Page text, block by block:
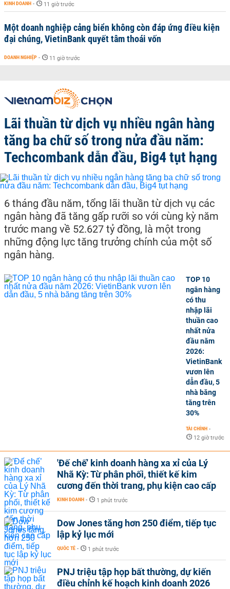
KINH DOANH - 11 giờ trước
Một doanh nghiệp cảng biển không còn đáp ứng điều kiện
đại chúng, VietinBank quyết tâm thoái vốn
DOANH NGHIỆP - 11 giờ trước
Lãi thuần từ dịch vụ nhiều ngân hàng
tăng ba chữ số trong nửa đầu năm:
Techcombank dẫn đầu, Big4 tụt hạng
6 tháng đầu năm, tổng lãi thuần từ dịch vụ các
ngân hàng đã tăng gấp rưỡi so với cùng kỳ năm
trước mang về 52.627 tỷ đồng, là một trong
những động lực tăng trưởng chính của một số
ngân hàng.
TOP 10
ngân hàng
có thu
nhập lãi
thuần cao
nhất nửa
đầu năm
2026:
VietinBank
vươn lên
dẫn đầu, 5
nhà băng
tăng trên
30%
TÀI CHÍNH -
12 giờ trước
'Đế chế’ kinh doanh hàng xa xỉ của Lý
Nhã Kỳ: Từ phân phối, thiết kế kim
cương đến thời trang, phụ kiện cao cấp
KINH DOANH - 1 phút trước
Dow Jones tăng hơn 250 điểm, tiếp tục
lập kỷ lục mới
QUỐC TẾ - 1 phút trước
PNJ triệu tập họp bất thường, dự kiến
điều chỉnh kế hoạch kinh doanh 2026